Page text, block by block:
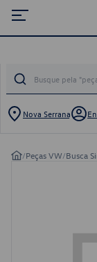
Nova Serrana
/Peças VW/Busca